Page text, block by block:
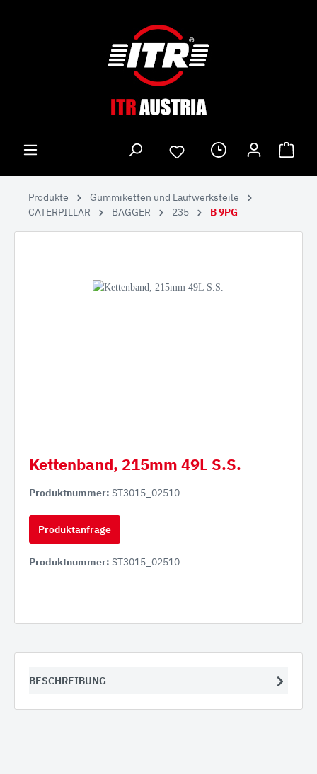
Produkte
Gummiketten und Laufwerksteile
CATERPILLAR
BAGGER 235 B 9PG
Kettenband, 215mm 49L S.S.
Produktnummer: ST3015_02510
Produktanfrage
Produktnummer: ST3015_02510
BESCHREIBUNG